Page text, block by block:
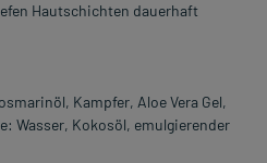
Hautschichten dauerhaft
Kampfer, Aloe Vera Gel,
Wasser, Kokosöl, emulgierender